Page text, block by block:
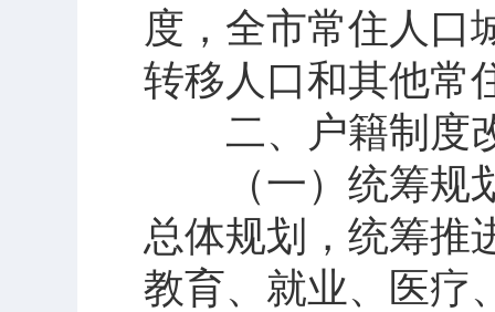
度，全市常住人口
转移人口和其他常
二、户籍制度
（一）统筹规划
总体规划，统筹推
教育、就业、医疗